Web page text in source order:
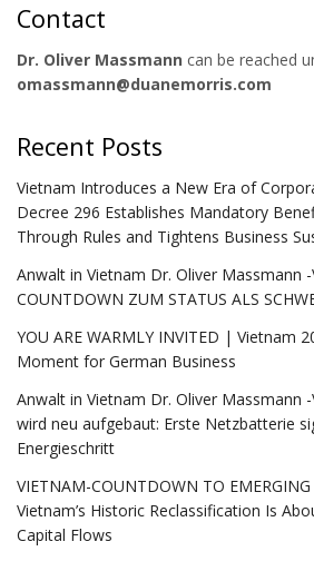
Contact
Dr. Oliver Massmann can be reached
omassmann@duanemorris.com
Recent Posts
Vietnam Introduces a New Era of
Decree 296 Establishes Mandatory
Through Rules and Tightens Business
Anwalt in Vietnam Dr. Oliver Massmann -
COUNTDOWN ZUM STATUS ALS
YOU ARE WARMLY INVITED | Vietnam
Moment for German Business
Anwalt in Vietnam Dr. Oliver Massmann
wird neu aufgebaut: Erste Netzbatterie
Energieschritt
VIETNAM-COUNTDOWN TO
Vietnam’s Historic Reclassification Is
Capital Flows